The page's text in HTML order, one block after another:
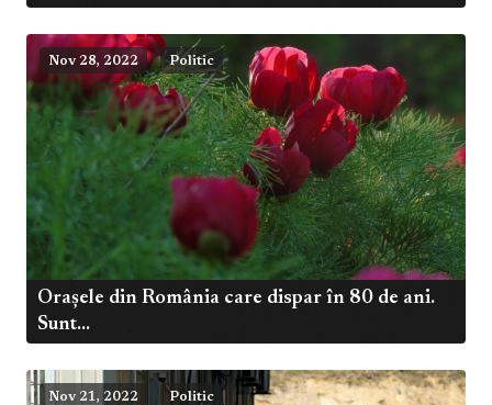
Nov 28, 2022 Politic
Orașele din România care dispar în 80 de ani.
Sunt...
Nov 21, 2022 Politic